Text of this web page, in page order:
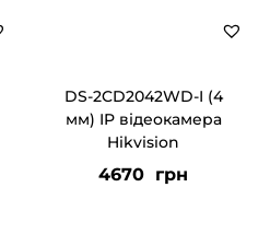
DS-2CD2042WD-I (4
мм) IP відеокамера
Hikvision
4670 грн